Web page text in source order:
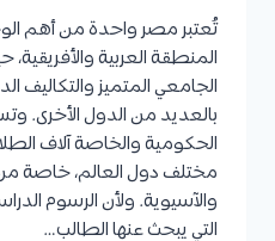
تُعتبر مصر واحدة من أهم
المنطقة العربية
الجامعي المتميز والتكاليف
بالعديد من الدول الأخرى.
الحكومية والخاصة آلاف
مختلف دول العالم، خاصة من
والآسيوية. ولأن الرسوم
التي يبحث عنها الطالب…